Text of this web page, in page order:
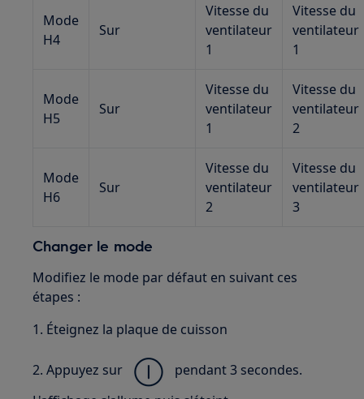
Mode
H4
Sur
Vitesse du
ventilateur
1
Vitesse du
ventilateur
1
Mode
H5
Sur
Vitesse du
ventilateur
1
Vitesse du
ventilateur
2
Mode
H6
Sur
Vitesse du
ventilateur
2
Vitesse du
ventilateur
3
Changer le mode
Modifiez le mode par défaut en suivant ces
étapes :
1. Éteignez la plaque de cuisson
2. Appuyez sur
pendant 3 secondes.